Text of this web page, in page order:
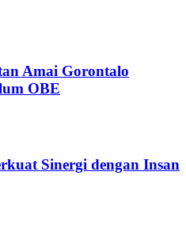
Amai Gorontalo
OBE
Sinergi dengan Insan